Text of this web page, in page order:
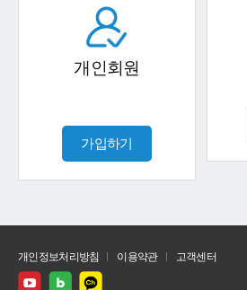
개인회원
가입하기
개인정보처리방침 이용약관 고객센터